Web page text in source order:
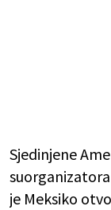
Sjedinjene
je Meksiko